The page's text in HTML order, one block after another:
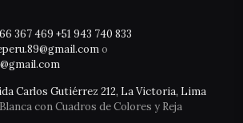
367 469 +51 943 740 833
o
Carlos Gutiérrez 212, La Victoria, Lima
con Cuadros de Colores y Reja